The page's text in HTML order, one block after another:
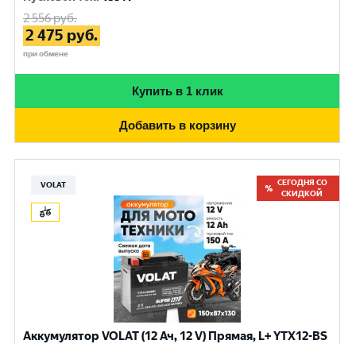
2 556руб.
2 475 руб.
при обмене
Купить в 1 клик
Добавить в корзину
VOLAT
СЕГОДНЯ СО
СКИДКОЙ
Аккумулятор VOLAT (12 Ач, 12 V) Прямая, L+ YTX12-BS